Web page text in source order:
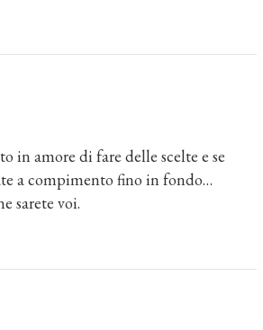
in amore di fare delle scelte e se
a compimento fino in fondo…
sarete voi.